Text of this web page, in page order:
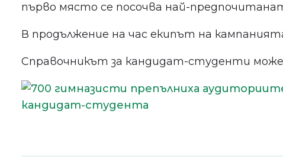
първо място се посочва най-
В продължение на час екипът на
Справочникът за кандидат-студенти